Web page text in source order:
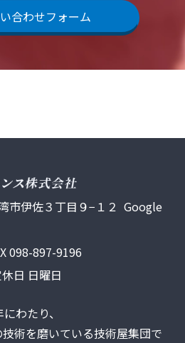
合わせフォーム
市伊佐３丁目９−１２ Google
098-897-9196
日 日曜日
わたり、
術を磨いている技術屋集団で